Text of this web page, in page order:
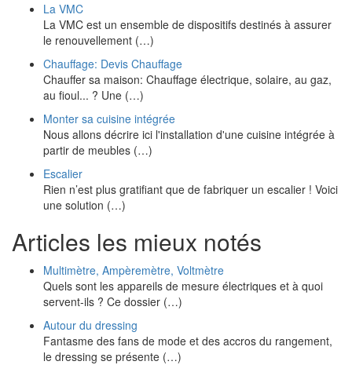
La VMC
La VMC est un ensemble de dispositifs destinés à assurer
le renouvellement (…)
Chauffage: Devis Chauffage
Chauffer sa maison: Chauffage électrique, solaire, au gaz,
au fioul... ? Une (…)
Monter sa cuisine intégrée
Nous allons décrire ici l'installation d'une cuisine intégrée à
partir de meubles (…)
Escalier
Rien n’est plus gratifiant que de fabriquer un escalier ! Voici
une solution (…)
Articles les mieux notés
Multimètre, Ampèremètre, Voltmètre
Quels sont les appareils de mesure électriques et à quoi
servent-ils ? Ce dossier (…)
Autour du dressing
Fantasme des fans de mode et des accros du rangement,
le dressing se présente (…)